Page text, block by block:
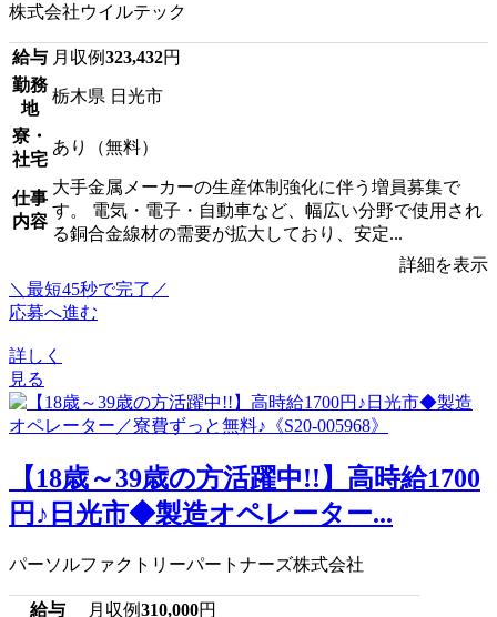
株式会社ウイルテック
給与 月収例323,432円
勤務
地
栃木県 日光市
寮・
社宅
あり（無料）
仕事
内容
大手金属メーカーの生産体制強化に伴う増員募集で
す。 電気・電子・自動車など、幅広い分野で使用され
る銅合金線材の需要が拡大しており、安定...
詳細を表示
＼最短45秒で完了／
応募へ進む
詳しく
見る
【18歳～39歳の方活躍中!!】高時給1700
円♪日光市◆製造オペレーター...
パーソルファクトリーパートナーズ株式会社
給与 月収例310,000円